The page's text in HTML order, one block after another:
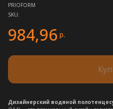
PRIOFORM
SKU:
984,96 р.
Дизайнерский водяной